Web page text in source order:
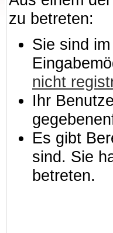
zu betreten:
Sie sind
nicht
Ihr
Es gibt
sind. Sie
betreten.